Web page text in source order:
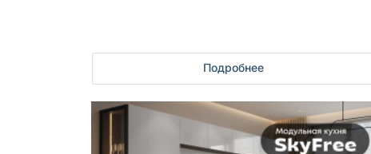
Подробнее